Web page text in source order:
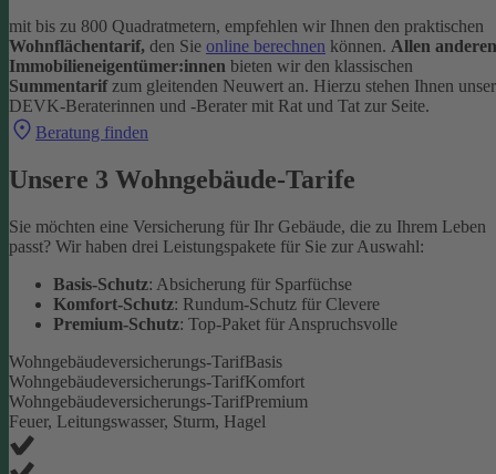
mit bis zu 800 Quadratmetern, empfehlen wir Ihnen den praktischen
Wohnflächentarif, den Sie online berechnen können. Allen anderen
Immobilieneigentümer:innen bieten wir den klassischen
Summentarif zum gleitenden Neuwert an. Hierzu stehen Ihnen
DEVK-Beraterinnen und -Berater mit Rat und Tat zur Seite.
Beratung finden
Unsere 3 Wohngebäude-Tarife
Sie möchten eine Versicherung für Ihr Gebäude, die zu Ihrem Leben
passt? Wir haben drei Leistungspakete für Sie zur Auswahl:
Basis-Schutz: Absicherung für Sparfüchse
Komfort-Schutz: Rundum-Schutz für Clevere
Premium-Schutz: Top-Paket für Anspruchsvolle
Wohngebäudeversicherungs-TarifBasis
Wohngebäudeversicherungs-TarifKomfort
Wohngebäudeversicherungs-TarifPremium
Feuer, Leitungswasser, Sturm, Hagel